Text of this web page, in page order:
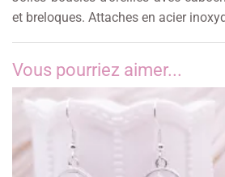
et breloques. Attaches en acier
Vous pourriez aimer...